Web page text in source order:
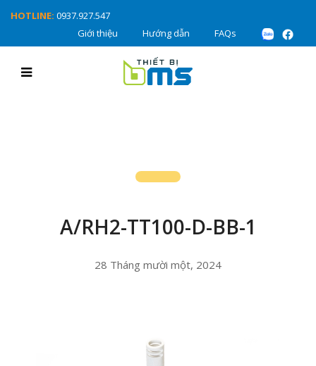
HOTLINE: 0937.927.547
Giới thiệu
Hướng dẫn FAQs
A/RH2-TT100-D-BB-1
28 Tháng mười một, 2024